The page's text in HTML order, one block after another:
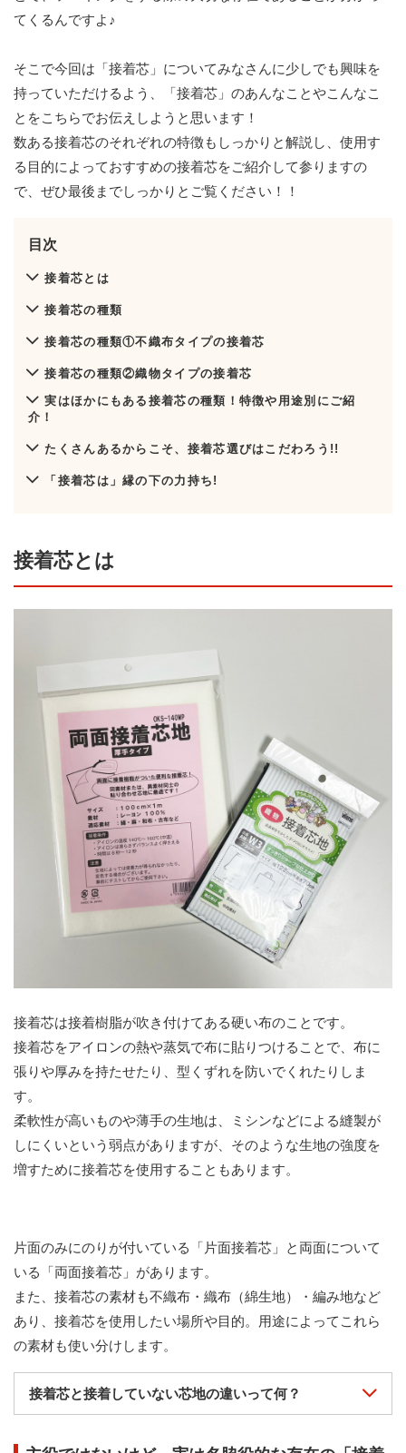
てくるんですよ♪
そこで今回は「接着芯」についてみなさんに少しでも興味を
持っていただけるよう、「接着芯」のあんなことやこんなこ
とをこちらでお伝えしようと思います！
数ある接着芯のそれぞれの特徴もしっかりと解説し、使用す
る目的によっておすすめの接着芯をご紹介して参りますの
で、ぜひ最後までしっかりとご覧ください！！
目次
接着芯とは
接着芯の種類
接着芯の種類①不織布タイプの接着芯
接着芯の種類②織物タイプの接着芯
実はほかにもある接着芯の種類！特徴や用途別にご紹
介！
たくさんあるからこそ、接着芯選びはこだわろう!!
「接着芯は」縁の下の力持ち!
接着芯とは
接着芯は接着樹脂が吹き付けてある硬い布のことです。
接着芯をアイロンの熱や蒸気で布に貼りつけることで、布に
張りや厚みを持たせたり、型くずれを防いでくれたりしま
す。
柔軟性が高いものや薄手の生地は、ミシンなどによる縫製が
しにくいという弱点がありますが、そのような生地の強度を
増すために接着芯を使用することもあります。
片面のみにのりが付いている「片面接着芯」と両面について
いる「両面接着芯」があります。
また、接着芯の素材も不織布・織布（綿生地）・編み地など
あり、接着芯を使用したい場所や目的。用途によってこれら
の素材も使い分けします。
接着芯と接着していない芯地の違いって何？